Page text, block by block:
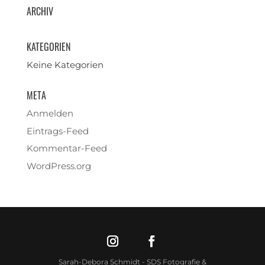
ARCHIV
KATEGORIEN
Keine Kategorien
META
Anmelden
Eintrags-Feed
Kommentar-Feed
WordPress.org
Sarah-Debora Schmidt - SDS Fotografie &